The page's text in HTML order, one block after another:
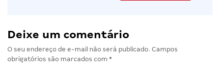
Deixe um comentário
O seu endereço de e-mail não será publicado. Campos
obrigatórios são marcados com *